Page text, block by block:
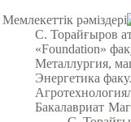
Мемлекеттік рәміздері
С. Торайғыров
«Foundation»
Металлургия,
Энергетика
Бакалавриат